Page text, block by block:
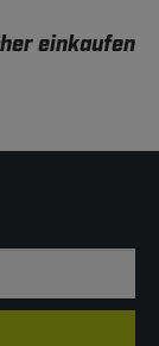
einkaufen